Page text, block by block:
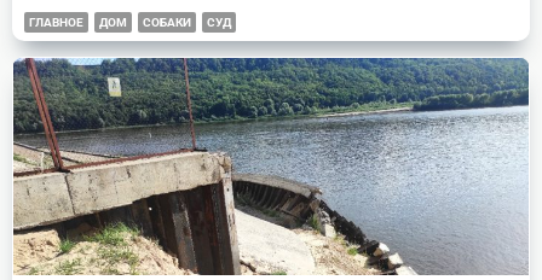
ГЛАВНОЕ ДОМ СОБАКИ СУД